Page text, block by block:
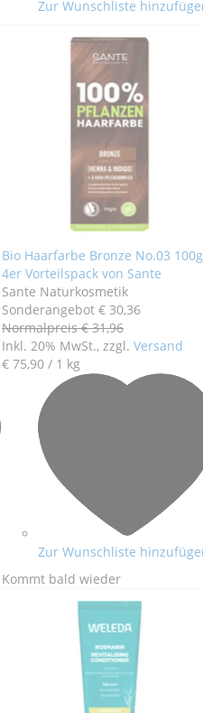
Zur Wunschliste
Bio Haarfarbe Bronze No.03
4er Vorteilspack von Sante
Sante Naturkosmetik
Sonderangebot € 30,36
Normalpreis € 31,96
Inkl. 20% MwSt., zzgl. Versand
€ 75,90 / 1 kg
Zur Wunschliste
Kommt bald wieder